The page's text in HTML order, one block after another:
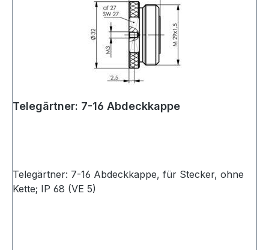
Telegärtner: 7-16 Abdeckkappe
Telegärtner: 7-16 Abdeckkappe, für Stecker, ohne
Kette; IP 68 (VE 5)